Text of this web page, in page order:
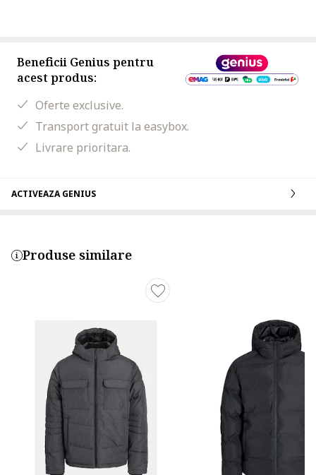
Beneficii Genius pentru
acest produs:
Oferte exclusive.
Transport gratuit la easybox.
Livrare prioritara.
ACTIVEAZA GENIUS
Produse similare